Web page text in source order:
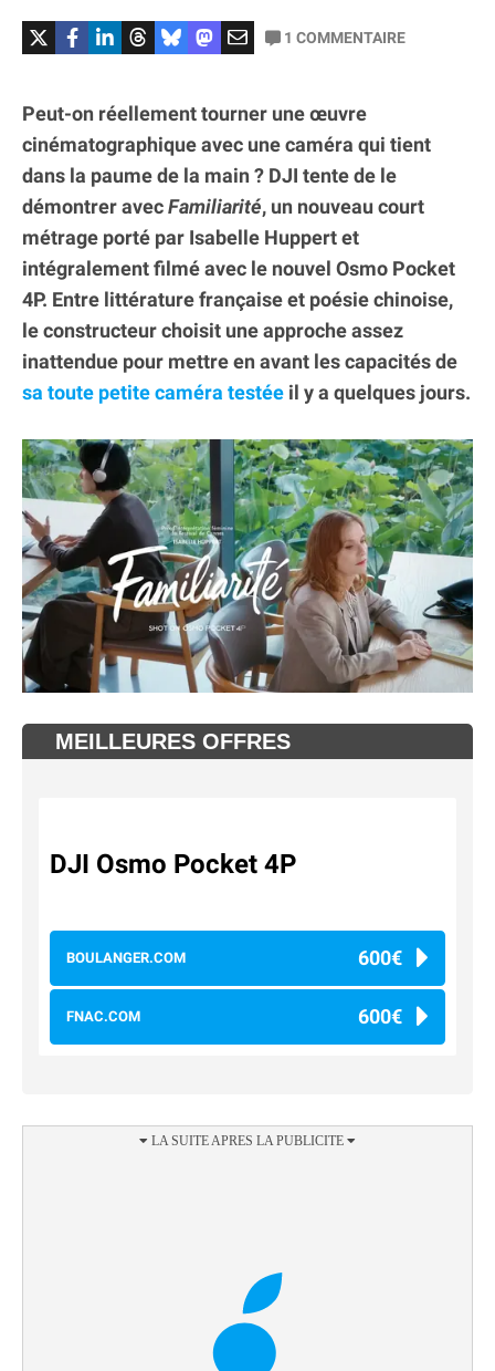
1 COMMENTAIRE
Peut-on réellement tourner une œuvre
cinématographique avec une caméra qui tient
dans la paume de la main ? DJI tente de le
démontrer avecFamiliarité, un nouveau court
métrage porté par Isabelle Huppert et
intégralement filmé avec le nouvel Osmo Pocket
4P. Entre littérature française et poésie chinoise,
le constructeur choisit une approche assez
inattendue pour mettre en avant les capacités de
sa toute petite caméra testée il y a quelques jours.
MEILLEURES OFFRES
DJI Osmo Pocket 4P
BOULANGER.COM 600€
FNAC.COM 600€